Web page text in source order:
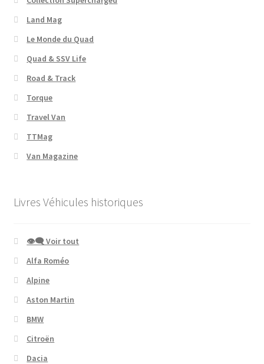
Land Mag
Le Monde du Quad
Quad & SSV Life
Road & Track
Torque
Travel Van
TTMag
Van Magazine
Livres Véhicules historiques
👁‍🗨 Voir tout
Alfa Roméo
Alpine
Aston Martin
BMW
Citroën
Dacia